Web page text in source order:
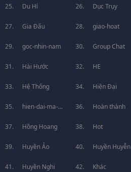
huyen-huyen
Du Hí Dục Trụy
Gia Đấu giao-hoat
goc-nhin-nam Group Chat
Hài Hước HE
Hệ Thống Hiện Đại
hien-dai-ma-
phap
Hoàn thành
Hồng Hoang Hot
Huyền Ảo Huyền Huyễn
Huyền Nghi Khác